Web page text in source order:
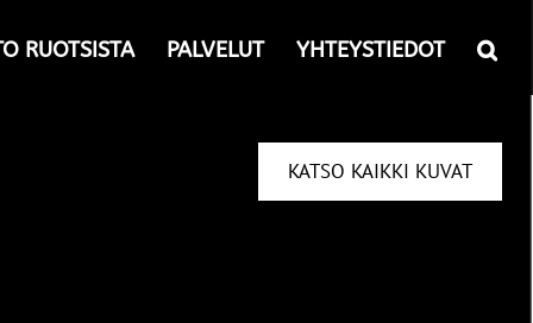
RUOTSISTA PALVELUT YHTEYSTIEDOT
KATSO KAIKKI KUVAT